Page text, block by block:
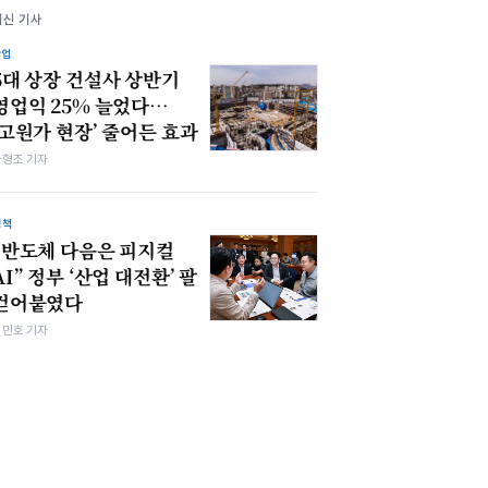
신 기사
상장 건설사 상반기
업익 25% 늘었다…
원가 현장’ 줄어든 효과
조 기자
도체 다음은 피지컬
정부 ‘산업 대전환’ 팔
어붙였다
호 기자